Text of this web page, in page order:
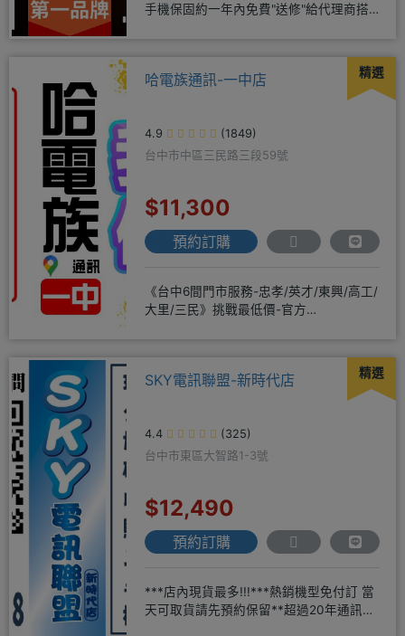
手機保固約一年內免費"送修"給代理商搭
精選
哈電族通訊-一中店
4.9
(1849)
台中市中區三民路三段59號
$11,300
預約訂購
《台中6間門市服務-忠孝/英才/東興/高工/
大里/三民》挑戰最低價-官方
精選
SKY電訊聯盟-新時代店
4.4
(325)
台中市東區大智路1-3號
$12,490
預約訂購
***店內現貨最多!!!***熱銷機型免付訂 當
天可取貨請先預約保留**超過20年通訊經